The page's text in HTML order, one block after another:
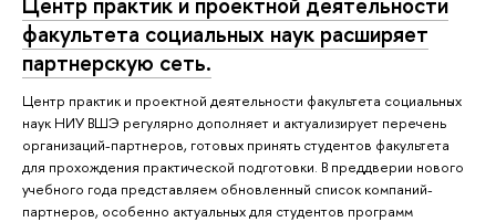
факультета социальных наук расширяет
партнерскую сеть.
Центр практик и проектной деятельности факультета социальных
наук НИУ ВШЭ регулярно дополняет и актуализирует перечень
организаций-партнеров, готовых принять студентов факультета
для прохождения практической подготовки. В преддверии нового
учебного года представляем обновленный список компаний-
партнеров, особенно актуальных для студентов программ